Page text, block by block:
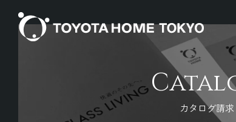
カタログ請求